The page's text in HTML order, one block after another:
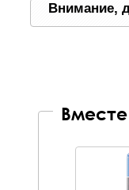
Внимание,